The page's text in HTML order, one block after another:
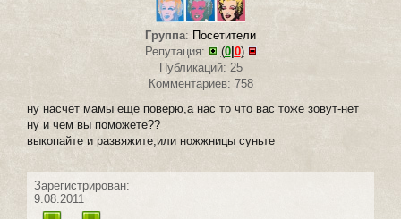
Группа: Посетители
Репутация:
(0| 0)
Публикаций: 25
Комментариев: 758
ну насчет мамы еще поверю,а нас то что вас тоже зовут-нет
ну и чем вы поможете??
выкопайте и развяжите,или ножжницы суньте
Зарегистрирован:
9.08.2011